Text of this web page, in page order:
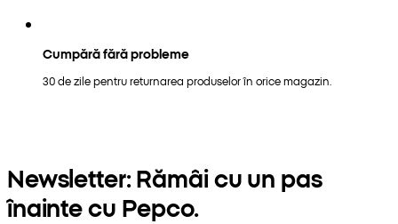
Cumpără fără probleme
30 de zile pentru returnarea produselor în orice magazin.
Newsletter: Rămâi cu un pas
înainte cu Pepco.